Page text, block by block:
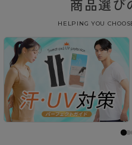
商品選び
HELPING YOU